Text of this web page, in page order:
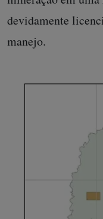
devidamente
manejo.